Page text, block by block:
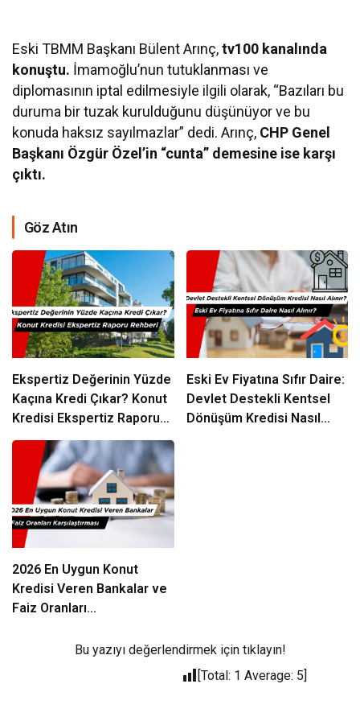
Eski TBMM Başkanı Bülent Arınç,tv100 kanalında
konuştu. İmamoğlu’nun tutuklanması ve
diplomasının iptal edilmesiyle ilgili olarak, “Bazıları bu
duruma bir tuzak kurulduğunu düşünüyor ve bu
konuda haksız sayılmazlar” dedi. Arınç, CHP Genel
Başkanı Özgür Özel’in “cunta” demesine ise karşı
çıktı.
Göz Atın
Ekspertiz Değerinin Yüzde
Kaçına Kredi Çıkar? Konut
Kredisi Ekspertiz Raporu
Rehberi
Eski Ev Fiyatına Sıfır Daire:
Devlet Destekli Kentsel
Dönüşüm Kredisi Nasıl
2026 En Uygun Konut
Kredisi Veren Bankalar ve
Faiz Oranları
Bu yazıyı değerlendirmek için tıklayın!
[Total: 1 Average: 5